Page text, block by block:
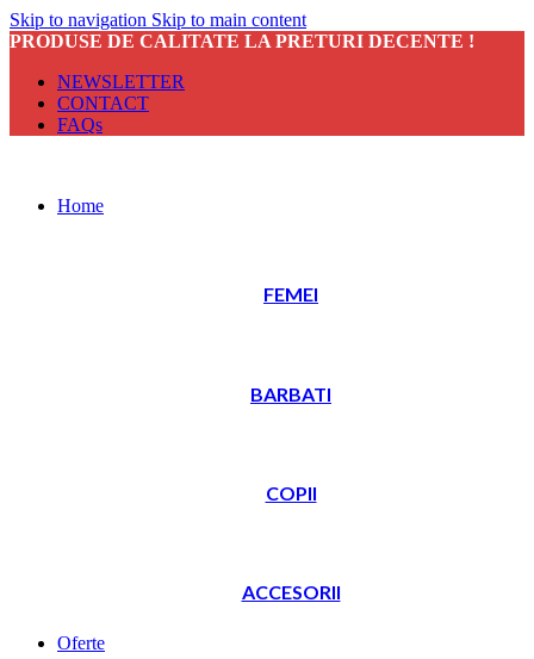
Skip to navigation Skip to main content
PRODUSE DE CALITATE LA PRETURI DECENTE !
NEWSLETTER
CONTACT
FAQs
Home
FEMEI
BARBATI
COPII
ACCESORII
Oferte